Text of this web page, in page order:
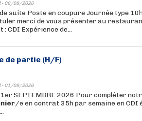
- 08/08/2026
suite Poste en coupure Journée type
merci de vous présenter au
CDI Expérience de...
de partie (H/F)
- 01/08/2026
1er SEPTEMBRE 2026 Pour compléter
/e en contrat 35h par semaine en